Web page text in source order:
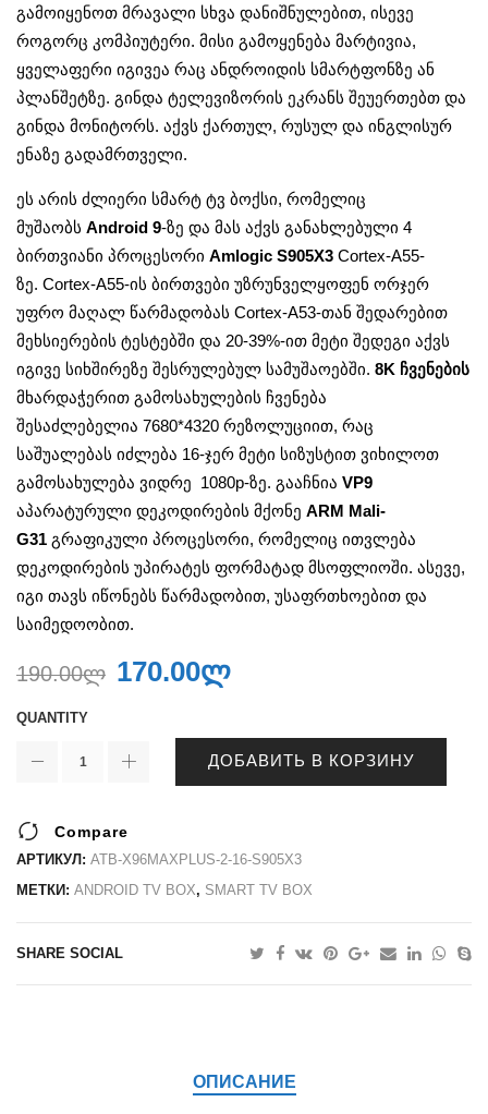
გამოიყენოთ მრავალი სხვა დანიშნულებით, ისევე
როგორც კომპიუტერი. მისი გამოყენება მარტივია,
ყველაფერი იგივეა რაც ანდროიდის სმარტფონზე ან
პლანშეტზე. გინდა ტელევიზორის ეკრანს შეუერთებთ და
გინდა მონიტორს. აქვს ქართულ, რუსულ და ინგლისურ
ენაზე გადამრთველი.
ეს არის ძლიერი სმარტ ტვ ბოქსი, რომელიც
მუშაობს Android 9-ზე და მას აქვს განახლებული 4
ბირთვიანი პროცესორი Amlogic S905X3 Cortex-A55-
ზე. Cortex-A55-ის ბირთვები უზრუნველყოფენ ორჯერ
უფრო მაღალ წარმადობას Cortex-A53-თან შედარებით
მეხსიერების ტესტებში და 20-39%-ით მეტი შედეგი აქვს
იგივე სიხშირეზე შესრულებულ სამუშაოებში. 8K ჩვენების
მხარდაჭერით გამოსახულების ჩვენება
შესაძლებელია 7680*4320 რეზოლუციით, რაც
საშუალებას იძლება 16-ჯერ მეტი სიზუსტით ვიხილოთ
გამოსახულება ვიდრე 1080p-ზე. გააჩნია VP9
აპარატურული დეკოდირების მქონე ARM Mali-
G31 გრაფიკული პროცესორი, რომელიც ითვლება
დეკოდირების უპირატეს ფორმატად მსოფლიოში. ასევე,
იგი თავს იწონებს წარმადობით, უსაფრთხოებით და
საიმედოობით.
190.00ლ 170.00ლ
QUANTITY
ДОБАВИТЬ В КОРЗИНУ
Compare
АРТИКУЛ: ATB-X96MAXPLUS-2-16-S905X3
МЕТКИ: ANDROID TV BOX, SMART TV BOX
SHARE SOCIAL
ОПИСАНИЕ